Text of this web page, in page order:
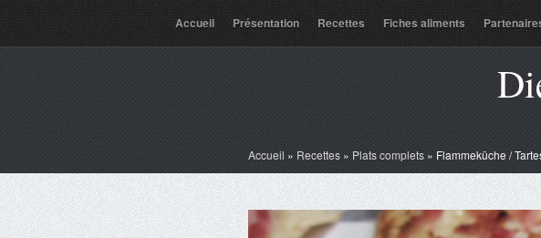
Accueil Présentation Recettes Fiches aliments
Accueil » Recettes » Plats complets » Flammeküche /